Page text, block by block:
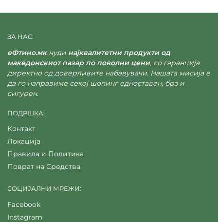
ЗА НАС:
еФтино.мкнуди најквалитетни продукти од
македонскиот пазар по поволни цени, со гаранција
директно од доверливите набавувачи. Нашата мисија е
да го направиме секој шопинг едноставен, брз и
сигурен.
ПОДРШКА:
Контакт
Локација
Правила и Политика
Поврат на Средства
СОЦИЈАЛНИ МРЕЖИ:
Facebook
Instagram